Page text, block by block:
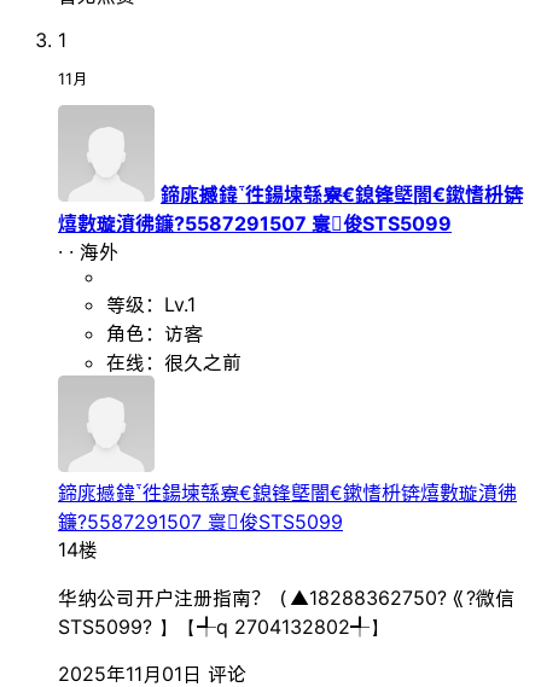
1
11月
鍗庣撼鍏徃鍚堜綔寮€鎴锋墍闇€鏉愭枡锛
熺數璇濆彿鐮?5587291507 寰俊STS5099
· · 海外
等级：Lv.1
角色：访客
在线：很久之前
鍗庣撼鍏徃鍚堜綔寮€鎴锋墍闇€鏉愭枡锛熺數璇濆彿
鐮?5587291507 寰俊STS5099
14楼
华纳公司开户注册指南？（▲18288362750?《?微信
STS5099? 】【╃q 2704132802╃】
2025年11月01日 评论